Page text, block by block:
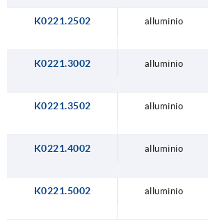
K0221.2502 alluminio
K0221.3002 alluminio
K0221.3502 alluminio
K0221.4002 alluminio
K0221.5002 alluminio